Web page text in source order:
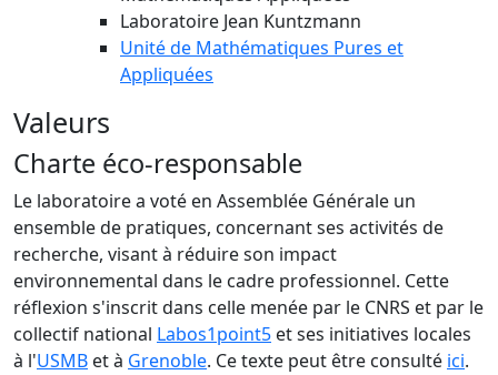
Laboratoire Jean Kuntzmann
Unité de Mathématiques Pures et
Appliquées
Valeurs
Charte éco-responsable
Le laboratoire a voté en Assemblée Générale un
ensemble de pratiques, concernant ses activités de
recherche, visant à réduire son impact
environnemental dans le cadre professionnel. Cette
réflexion s'inscrit dans celle menée par le CNRS et par le
collectif national Labos1point5 et ses initiatives locales
à l'USMB et à Grenoble. Ce texte peut être consulté ici.